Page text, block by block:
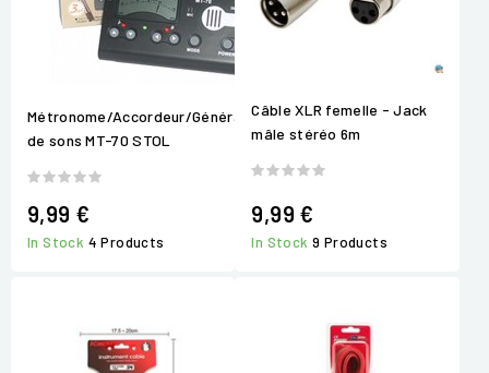
Métronome/Accordeur/Générateur
de sons MT-70 STOL
9,99 €
In Stock 4 Products
Câble XLR femelle - Jack
mâle stéréo 6m
9,99 €
In Stock9 Products